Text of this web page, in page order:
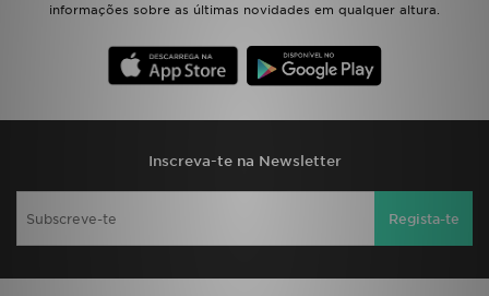
informações sobre as últimas novidades em qualquer altura.
Inscreva-te na Newsletter
Regista-te
MY JD
SUBSCREVE
ESTADO DO TEU PEDIDO
ATENÇÃO AO CLIENTE